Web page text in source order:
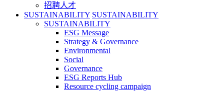
招聘人才
SUSTAINABILITY SUSTAINABILITY
SUSTAINABILITY
ESG Message
Strategy & Governance
Environmental
Social
Governance
ESG Reports Hub
Resource cycling campaign